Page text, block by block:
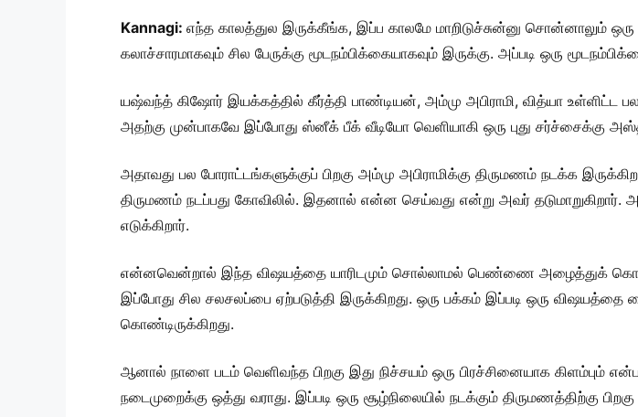
Kannagi: எந்த காலத்துல இருக்கீங்க, இப்ப காலமே மாறிடுச்சுன்னு சொன்னாலும்
கலாச்சாரமாகவும் சில பேருக்கு மூடநம்பிக்கையாகவும் இருக்கு. அப்படி ஒரு
யஷ்வந்த் கிஷோர் இயக்கத்தில் கீர்த்தி பாண்டியன், அம்மு அபிராமி, வித்யா உள்ளிட்ட
அதற்கு முன்பாகவே இப்போது ஸ்னீக் பீக் வீடியோ வெளியாகி ஒரு புது சர்ச்சைக்கு
அதாவது பல போராட்டங்களுக்குப் பிறகு அம்மு அபிராமிக்கு திருமணம் நடக்க
திருமணம் நடப்பது கோவிலில். இதனால் என்ன செய்வது என்று அவர்
எடுக்கிறார்.
என்னவென்றால் இந்த விஷயத்தை யாரிடமும் சொல்லாமல் பெண்ணை அழைத்துக்
இப்போது சில சலசலப்பை ஏற்படுத்தி இருக்கிறது. ஒரு பக்கம் இப்படி ஒரு விஷயத்தை
கொண்டிருக்கிறது.
ஆனால் நாளை படம் வெளிவந்த பிறகு இது நிச்சயம் ஒரு பிரச்சினையாக கிளம்பும்
நடைமுறைக்கு ஒத்து வராது. இப்படி ஒரு சூழ்நிலையில் நடக்கும் திருமணத்திற்கு